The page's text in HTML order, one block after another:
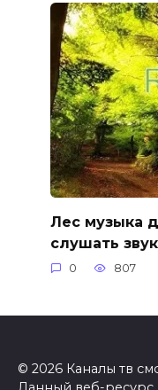
Лес музыка
слушать
0 807
© 2026 Каналы тв